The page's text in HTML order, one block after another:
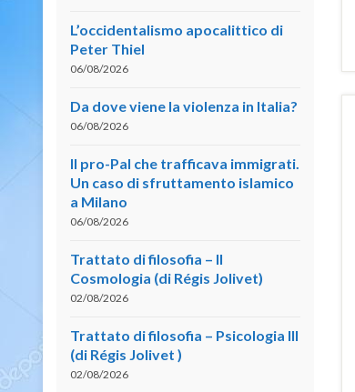
L’occidentalismo apocalittico di
Peter Thiel
06/08/2026
Da dove viene la violenza in Italia?
06/08/2026
Il pro-Pal che trafficava immigrati.
Un caso di sfruttamento islamico
a Milano
06/08/2026
Trattato di filosofia – II
Cosmologia (di Régis Jolivet)
02/08/2026
Trattato di filosofia – Psicologia III
(di Régis Jolivet )
02/08/2026